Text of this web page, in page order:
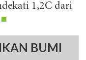
1,2C dari
BUMI